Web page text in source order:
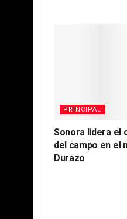
PRINCIPAL
Sonora lidera el
del campo en el
Durazo